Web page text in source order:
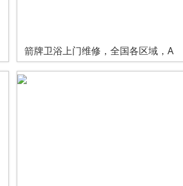
箭牌卫浴上门维修，全国各区域，A